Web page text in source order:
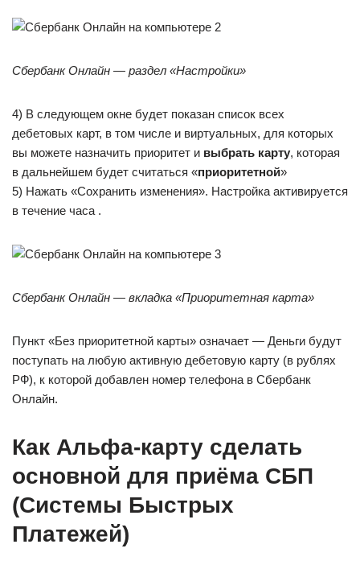
Сбербанк Онлайн — раздел «Настройки»
4) В следующем окне будет показан список всех
дебетовых карт, в том числе и виртуальных, для которых
вы можете назначить приоритет и выбрать карту, которая
в дальнейшем будет считаться «приоритетной»
5) Нажать «Сохранить изменения». Настройка активируется
в течение часа .
Сбербанк Онлайн — вкладка «Приоритетная карта»
Пункт «Без приоритетной карты» означает — Деньги будут
поступать на любую активную дебетовую карту (в рублях
РФ), к которой добавлен номер телефона в Сбербанк
Онлайн.
Как Альфа-карту сделать
основной для приёма СБП
(Системы Быстрых
Платежей)